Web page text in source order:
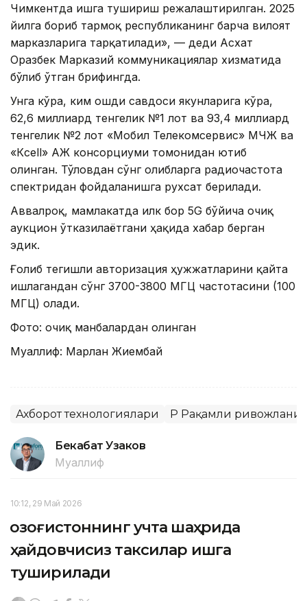
Чимкентда ишга тушириш режалаштирилган. 2025
йилга бориб тармоқ республиканинг барча вилоят
марказларига тарқатилади», — деди Асхат
Оразбек Марказий коммуникациялар хизматида
бўлиб ўтган брифингда.
Унга кўра, ким ошди савдоси якунларига кўра,
62,6 миллиард тенгелик №1 лот ва 93,4 миллиард
тенгелик №2 лот «Мобил Телекомсервис» МЧЖ ва
«Кcell» АЖ консорциуми томонидан ютиб
олинган. Тўловдан сўнг ғолибларга радиочастота
спектридан фойдаланишга рухсат берилади.
Аввалроқ, мамлакатда илк бор 5G бўйича очиқ
аукцион ўтказилаётгани ҳақида хабар берган
эдик.
Ғолиб тегишли авторизация ҳужжатларини қайта
ишлагандан сўнг 3700-3800 МГЦ частотасини (100
МГЦ) олади.
Фото: очиқ манбалардан олинган
Муаллиф: Марлан Жиембай
Ахборот технологиялари ҚР Рақамли
Бекабат Узаков
Муаллиф
10:12, 29 Май 2026
Қозоғистоннинг учта шаҳрида
ҳайдовчисиз таксилар ишга
туширилади